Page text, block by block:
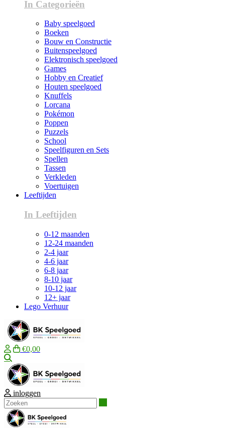
In Categorieën
Baby speelgoed
Boeken
Bouw en Constructie
Buitenspeelgoed
Elektronisch speelgoed
Games
Hobby en Creatief
Houten speelgoed
Knuffels
Lorcana
Pokémon
Poppen
Puzzels
School
Speelfiguren en Sets
Spellen
Tassen
Verkleden
Voertuigen
Leeftijden
In Leeftijden
0-12 maanden
12-24 maanden
2-4 jaar
4-6 jaar
6-8 jaar
8-10 jaar
10-12 jaar
12+ jaar
Lego Verhuur
€0,00
inloggen